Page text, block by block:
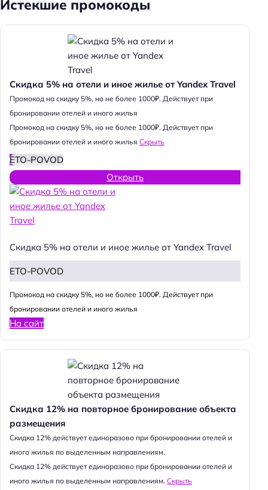
Истекшие промокоды
Скидка 5% на отели и иное жилье от Yandex Travel
Промокод на скидку 5%, но не более 1000₽. Действует при
бронировании отелей и иного жилья
Промокод на скидку 5%, но не более 1000₽. Действует при
бронировании отелей и иного жилья Скрыть
ETO-POVOD
Открыть
Скидка 5% на отели и иное жилье от Yandex Travel
ETO-POVOD
Промокод на скидку 5%, но не более 1000₽. Действует при
бронировании отелей и иного жилья
На сайт
Скидка 12% на повторное бронирование объекта
размещения
Cкидка 12% действует единоразово при бронировании отелей и
иного жилья по выделенным направлениям.
Cкидка 12% действует единоразово при бронировании отелей и
иного жилья по выделенным направлениям. Скрыть